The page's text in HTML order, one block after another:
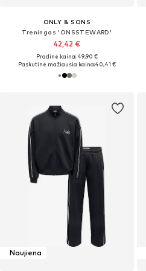
ONLY & SONS
Treningas 'ONSSTEWARD'
42,42 €
Pradinė kaina: 49,90 €
Paskutinė mažiausia kaina:40,41 €
Naujiena